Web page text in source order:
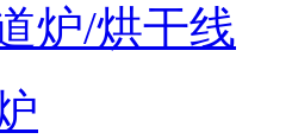
炉/烘干线